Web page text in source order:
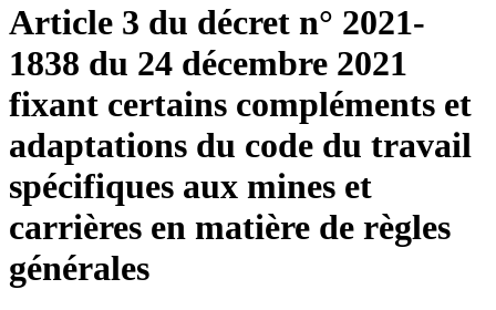
Article 3 du décret n° 2021-
1838 du 24 décembre 2021
fixant certains compléments et
adaptations du code du travail
spécifiques aux mines et
carrières en matière de règles
générales